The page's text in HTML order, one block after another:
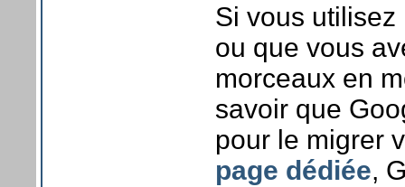
Si vous
ou que vous
morceaux en
savoir que
pour le migrer
page dédiée,